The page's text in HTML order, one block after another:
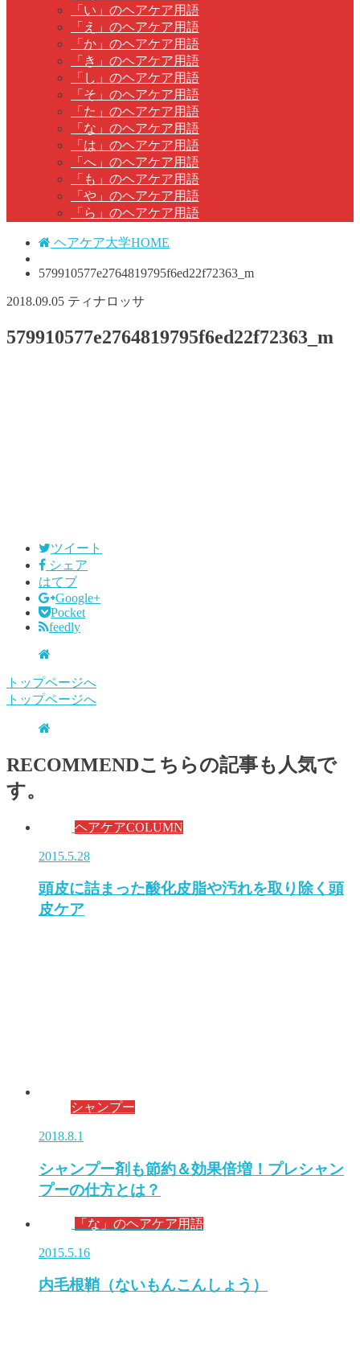
「い」のヘアケア用語
「え」のヘアケア用語
「か」のヘアケア用語
「き」のヘアケア用語
「し」のヘアケア用語
「そ」のヘアケア用語
「た」のヘアケア用語
「な」のヘアケア用語
「は」のヘアケア用語
「へ」のヘアケア用語
「も」のヘアケア用語
「や」のヘアケア用語
「ら」のヘアケア用語
ヘアケア大学HOME
579910577e2764819795f6ed22f72363_m
2018.09.05 ティナロッサ
579910577e2764819795f6ed22f72363_m
ツイート
シェア
はてブ
Google+
Pocket
feedly
トップページへ
トップページへ
RECOMMENDこちらの記事も人気で
す。
ヘアケアCOLUMN
2015.5.28
頭皮に詰まった酸化皮脂や汚れを取り除く頭
皮ケア
シャンプー
2018.8.1
シャンプー剤も節約＆効果倍増！プレシャン
プーの仕方とは？
「な」のヘアケア用語
2015.5.16
内毛根鞘（ないもんこんしょう）